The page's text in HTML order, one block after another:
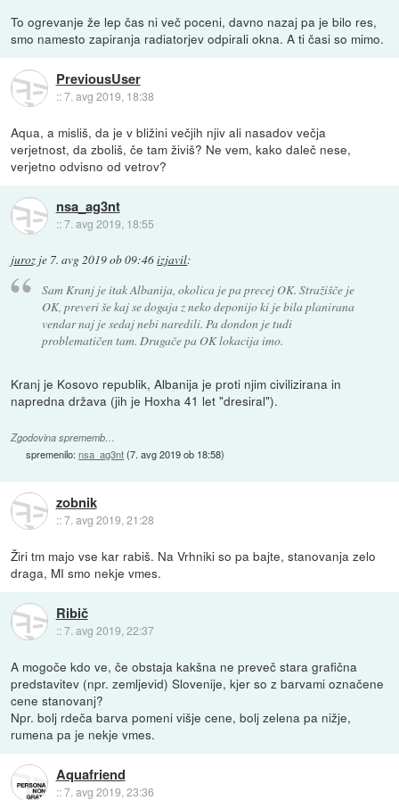
To ogrevanje že lep čas ni več poceni, davno nazaj pa je bilo res,
smo namesto zapiranja radiatorjev odpirali okna. A ti časi so mimo.
PreviousUser
::7. avg 2019, 18:38
Aqua, a misliš, da je v bližini večjih njiv ali nasadov večja
verjetnost, da zboliš, če tam živiš? Ne vem, kako daleč nese,
verjetno odvisno od vetrov?
nsa_ag3nt
::7. avg 2019, 18:55
juroz je 7. avg 2019 ob 09:46izjavil:
Sam Kranj je itak Albanija, okolica je pa precej OK. Stražišče je
OK, preveri še kaj se dogaja z neko deponijo ki je bila planirana
vendar naj je sedaj nebi naredili. Pa dondon je tudi
problematičen tam. Drugače pa OK lokacija imo.
Kranj je Kosovo republik, Albanija je proti njim civilizirana in
napredna država (jih je Hoxha 41 let "dresiral").
Zgodovina sprememb…
spremenilo:nsa_ag3nt(7. avg 2019 ob 18:58)
zobnik
::7. avg 2019, 21:28
Žiri tm majo vse kar rabiš. Na Vrhniki so pa bajte, stanovanja zelo
draga, MI smo nekje vmes.
Ribič
::7. avg 2019, 22:37
A mogoče kdo ve, če obstaja kakšna ne preveč stara grafična
predstavitev (npr. zemljevid) Slovenije, kjer so z barvami označene
cene stanovanj?
Npr. bolj rdeča barva pomeni višje cene, bolj zelena pa nižje,
rumena pa je nekje vmes.
Aquafriend
::7. avg 2019, 23:36